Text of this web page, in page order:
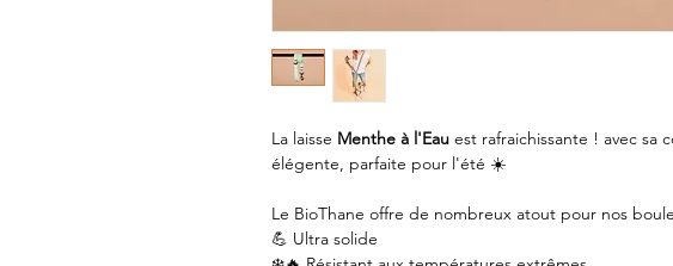
La laisse Menthe à l'Eau est rafraichissante ! avec sa
élégente, parfaite pour l'été ☀️
Le BioThane offre de nombreux atout pour nos
💪 Ultra solide